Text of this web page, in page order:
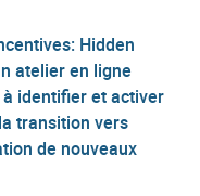
Hidden
atelier en ligne
identifier et activer
transition vers
de nouveaux